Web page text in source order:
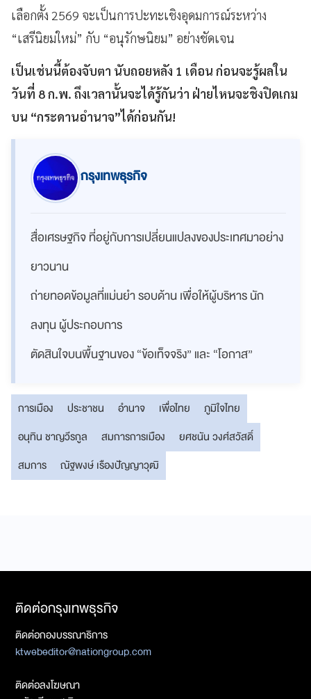
เลือกตั้ง 2569 จะเป็นการปะทะเชิงอุดมการณ์ระหว่าง
“เสรีนิยมใหม่” กับ “อนุรักษนิยม” อย่างชัดเจน
เป็นเช่นนี้ต้องจับตา นับถอยหลัง 1 เดือน ก่อนจะรู้ผลใน
วันที่ 8 ก.พ. ถึงเวลานั้นจะได้รู้กันว่า ฝ่ายไหนจะชิงปิดเกม
บน “กระดานอำนาจ”ได้ก่อนกัน!
กรุงเทพธุรกิจ
สื่อเศรษฐกิจ ที่อยู่กับการเปลี่ยนแปลงของประเทศมาอย่าง
ยาวนาน
ถ่ายทอดข้อมูลที่แม่นยำ รอบด้าน เพื่อให้ผู้บริหาร นัก
ลงทุน ผู้ประกอบการ
ตัดสินใจบนพื้นฐานของ “ข้อเท็จจริง” และ “โอกาส”
การเมือง ประชาชน อำนาจ เพื่อไทย
ภูมิใจไทย
อนุทิน ชาญวีรกูล
สมการการเมือง
ยศชนัน วงศ์สวัสดิ์
สมการ
ณัฐพงษ์ เรืองปัญญาวุฒิ
ติดต่อกรุงเทพธุรกิจ
ติดต่อกองบรรณาธิการ
ktwebeditor@nationgroup.com
ติดต่อลงโฆษณา